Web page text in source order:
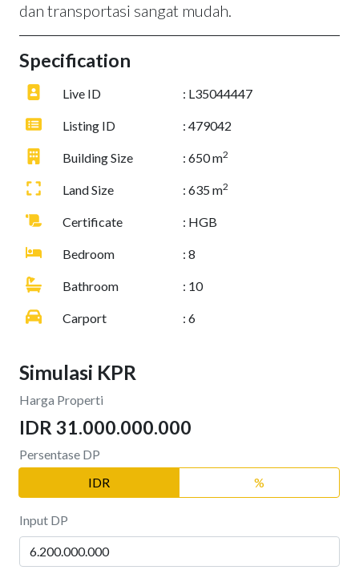
dan transportasi sangat mudah.
Specification
Live ID : L35044447
Listing ID : 479042
Building Size : 650 m2
Land Size : 635 m2
Certificate : HGB
Bedroom : 8
Bathroom : 10
Carport : 6
Simulasi KPR
Harga Properti
IDR 31.000.000.000
Persentase DP
IDR
%
Input DP